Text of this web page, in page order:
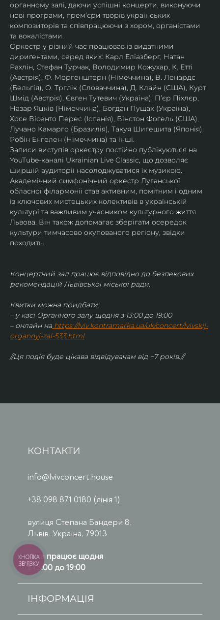
органному залі, даючи успішні концерти, виконуючи
нові програми, прем’єри творів українських
композиторів та співпрацюючи з хором, органістами
та вокалістами.
Оркестр у різний час працював із видатними
дириґентами, серед яких: Карл Еліазберг, Натан
Рахлін, Стефан Турчак, Володимир Кожухар, К. Етті
(Австрія), Ф. Моргенштерн (Німеччина), В. Ленардс
(Бельгія), О. Трглік (Словаччина), Д. Клайн (США), Курт
Шмід (Австрія), Євген Тутевич (Україна), П’єр Піхлєр,
Назар Яцків (Німеччина), Богдан Пущак (Україна),
Хосе Вісенто Перес (Іспанія), Вінстон Фогель (США),
Лучано Камарго (Бразилія), Такуя Шигешита (Японія),
Робін Енгелен (Німеччина) та інші.
Записи виступів оркестру постійно публікуються на
YouTube-каналі Ukrainian Live Classic, що дозволяє
ширшій аудиторії насолоджуватися їх музикою​.
Академічний симфонічний оркестр Луганської
обласної філармонії став активним, помітним і одним
із ключових мистецьких колективів в українській
культурі та важливим учасником культурного життя
Львова. Він також допомагає зберігати осередок
культури тимчасово окупованого регіону, звідки
походить.
Концертний зал працює відповідно до безпекових
рекомендацій Львівської міської ради.
Квитки можна придбати:
– у касі Органного залу щодня з 13:00 до 19:00
– онлайн на https://lviv.kontramarka.ua/uk/concert/lvivskij-
organnyj-zal-533.html
//Ця подія буде цікава відвідувачам від ~7 років.//
КОНТАКТИ
info@lvivconcert.house
+38 098 871 0180 (лінія 1)
вулиця Степана Бандери 8,
Львів, Україна, 79013
Каса працює щодня
з 13:00 до 19:00
ІНФОРМАЦІЯ
КНОПКА
ЗВ'ЯЗКУ